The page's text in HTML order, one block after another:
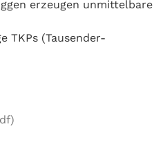
erzeugen unmittelbare
TKPs (Tausender-